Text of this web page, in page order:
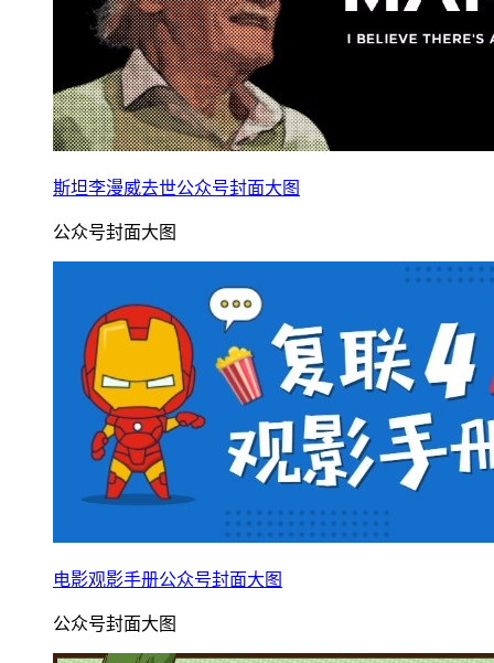
斯坦李漫威去世公众号封面大图
公众号封面大图
电影观影手册公众号封面大图
公众号封面大图